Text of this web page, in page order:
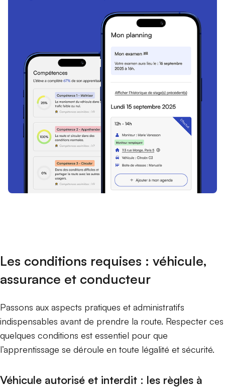
Les conditions requises : véhicule,
assurance et conducteur
Passons aux aspects pratiques et administratifs
indispensables avant de prendre la route. Respecter ces
quelques conditions est essentiel pour que
l’apprentissage se déroule en toute légalité et sécurité.
Véhicule autorisé et interdit : les règles à